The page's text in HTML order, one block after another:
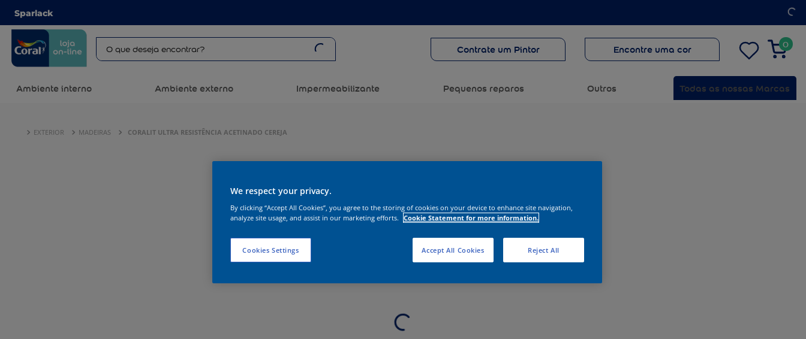
Sparlack
Contrate um Pintor Encontre uma cor 0
Ambiente interno Ambiente externo Impermeabilizante Pequenos reparos Outros Todas as nossas Marcas
EXTERIOR MADEIRAS CORALIT ULTRA RESISTÊNCIA ACETINADO CEREJA
We respect your privacy.
By clicking “Accept All Cookies”, you agree to the storing of cookies on your device to enhance site navigation,
analyze site usage, and assist in our marketing efforts. Cookie Statement for more information.
Cookies Settings Reject All
Accept All Cookies